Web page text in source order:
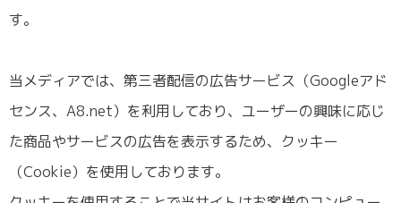
す。
当メディアでは、第三者配信の広告サービス（Googleアド
センス、A8.net）を利用しており、ユーザーの興味に応じ
た商品やサービスの広告を表示するため、クッキー
（Cookie）を使用しております。